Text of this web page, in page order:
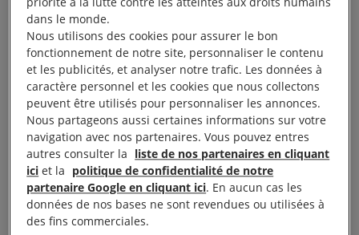
29 novembre 2025
Nouvelle arrestation violente
Des policiers en civil ont violemment arrêté Chaima
Issa alors qu’elle participait à une manifestation
pacifique à Tunis, pour dénoncer la répression
contre la dissidence pacifique dans le pays. La
veille, la Cour d’appel de Tunis avait confirmé les
déclarations de culpabilité et les peines
dans le monde.
Nous utilisons des cookies pour assurer le bon
fonctionnement de notre site, personnaliser le contenu
et les publicités, et analyser notre trafic. Les données à
caractère personnel et les cookies que nous collectons
peuvent être utilisés pour personnaliser les annonces.
Nous partageons aussi certaines informations sur votre
navigation avec nos partenaires. Vous pouvez entres
autres consulter la liste de nos partenaires en cliquant
ici et la politique de confidentialité de notre
partenaire Google en cliquant ici. En aucun cas les
données de nos bases ne sont revendues ou utilisées à
des fins commerciales.